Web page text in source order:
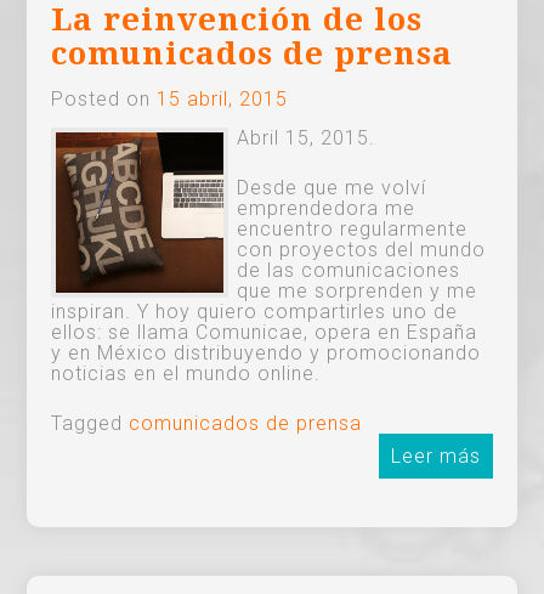
La reinvención de los
comunicados de prensa
Posted on 15 abril, 2015
Abril 15, 2015.
Desde que me volví
emprendedora me
encuentro regularmente
con proyectos del mundo
de las comunicaciones
que me sorprenden y me
inspiran. Y hoy quiero compartirles uno de
ellos: se llama Comunicae, opera en España
y en México distribuyendo y promocionando
noticias en el mundo online.
Tagged comunicados de prensa
Leer más